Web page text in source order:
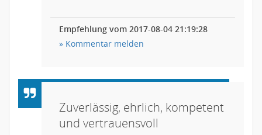
Empfehlung vom 2017-08-04 21:19:28
» Kommentar melden
Zuverlässig, ehrlich, kompetent
und vertrauensvoll